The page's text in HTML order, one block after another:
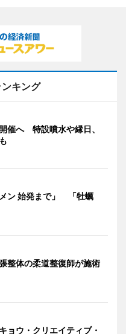
キング
催へ 特設噴水や縁日、
ン 始発まで」 「牡蠣
整体の柔道整復師が施術
ョウ・クリエイティブ・